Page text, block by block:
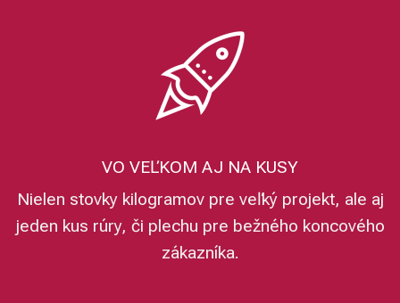
VO VEĽKOM AJ NA KUSY
Nielen stovky kilogramov pre veľký projekt, ale aj
jeden kus rúry, či plechu pre bežného koncového
zákazníka.